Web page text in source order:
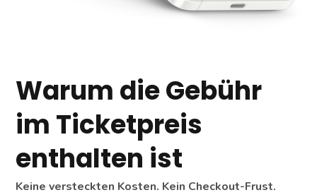
Warum die Gebühr
im Ticketpreis
enthalten ist
Keine versteckten Kosten. Kein Checkout-Frust.